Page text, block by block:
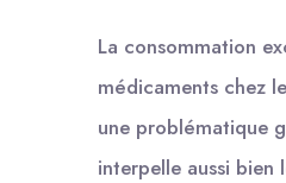
La consommation
médicaments chez
une problématique
interpelle aussi bien